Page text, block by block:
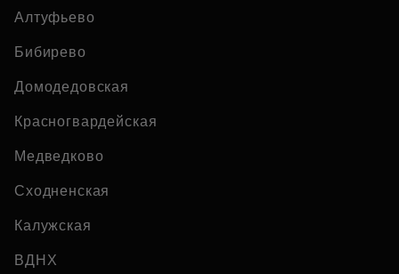
Алтуфьево
Бибирево
Домодедовская
Красногвардейская
Медведково
Сходненская
Калужская
ВДНХ